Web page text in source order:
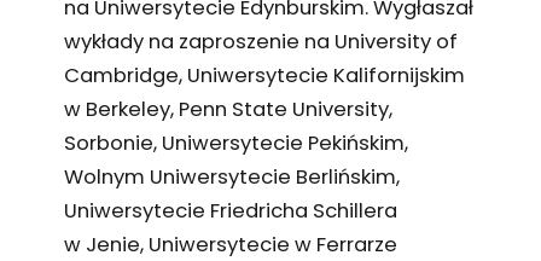
na Uniwersytecie Edynburskim. Wygłaszał
wykłady na zaproszenie na University of
Cambridge, Uniwersytecie Kalifornijskim
w Berkeley, Penn State University,
Sorbonie, Uniwersytecie Pekińskim,
Wolnym Uniwersytecie Berlińskim,
Uniwersytecie Friedricha Schillera
w Jenie, Uniwersytecie w Ferrarze